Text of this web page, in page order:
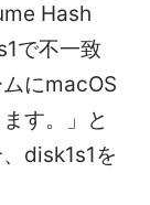
Hash
で不一致
にmacOS
す。」と
disk1s1を